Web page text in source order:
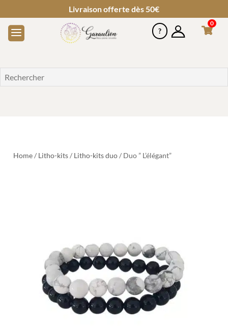
Livraison offerte dès 50€
0
Home/ Litho-kits/ Litho-kits duo/ Duo ” L’élégant”